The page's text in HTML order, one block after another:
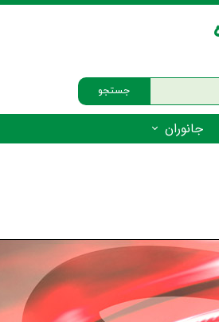
جستجو
جانوران
مهره‌دار - دوزیستان
جانوران مهره‌دار - ماهیان
مهره‌دار - فهرست‌ها